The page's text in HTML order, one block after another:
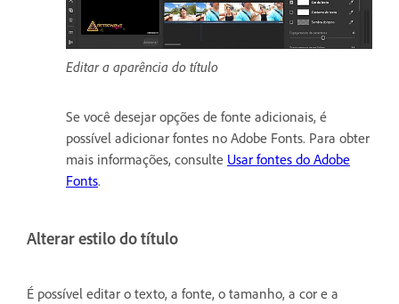
Editar a aparência do título
Se você desejar opções de fonte adicionais, é
possível adicionar fontes no Adobe Fonts. Para obter
mais informações, consulte Usar fontes do Adobe
Fonts.
Alterar estilo do título
É possível editar o texto, a fonte, o tamanho, a cor e a